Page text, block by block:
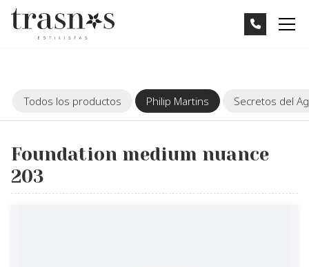
Todos los productos Philip Martins Secretos del
Foundation medium nuance
203